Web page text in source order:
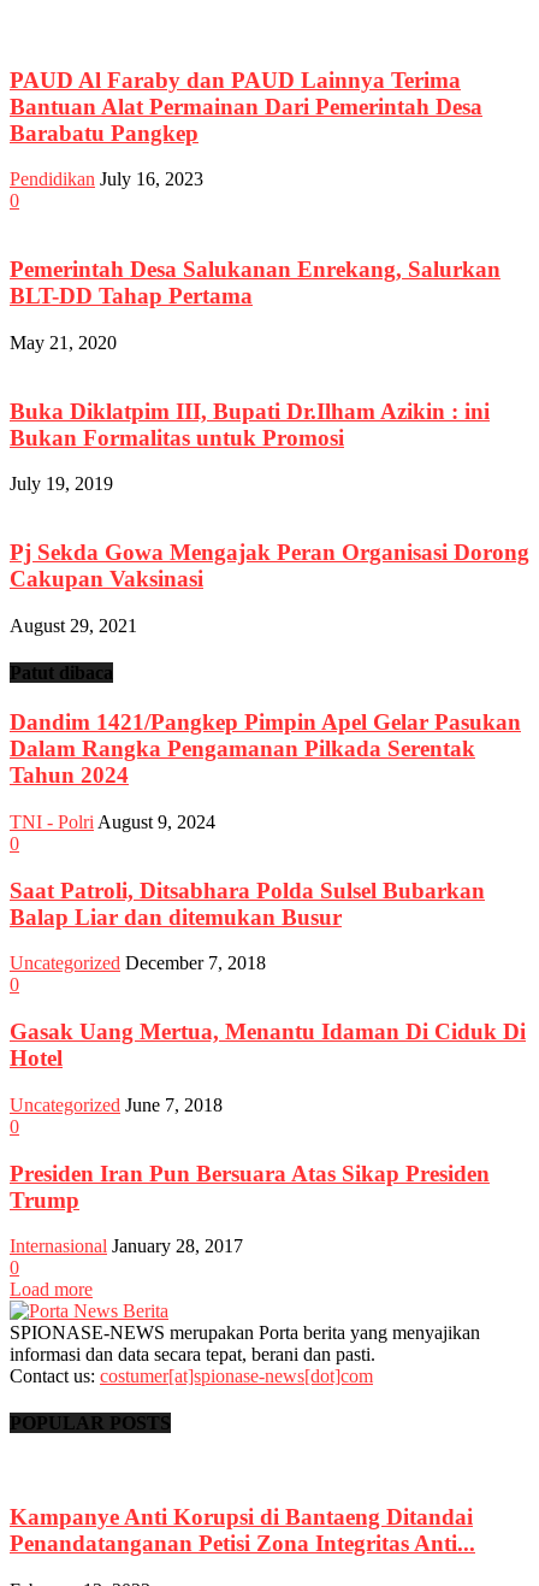
PAUD Al Faraby dan PAUD Lainnya Terima
Bantuan Alat Permainan Dari Pemerintah Desa
Barabatu Pangkep
Pendidikan July 16, 2023
0
Pemerintah Desa Salukanan Enrekang, Salurkan
BLT-DD Tahap Pertama
May 21, 2020
Buka Diklatpim III, Bupati Dr.Ilham Azikin : ini
Bukan Formalitas untuk Promosi
July 19, 2019
Pj Sekda Gowa Mengajak Peran Organisasi Dorong
Cakupan Vaksinasi
August 29, 2021
Patut dibaca
Dandim 1421/Pangkep Pimpin Apel Gelar Pasukan
Dalam Rangka Pengamanan Pilkada Serentak
Tahun 2024
TNI - Polri August 9, 2024
0
Saat Patroli, Ditsabhara Polda Sulsel Bubarkan
Balap Liar dan ditemukan Busur
Uncategorized December 7, 2018
0
Gasak Uang Mertua, Menantu Idaman Di Ciduk Di
Hotel
Uncategorized June 7, 2018
0
Presiden Iran Pun Bersuara Atas Sikap Presiden
Trump
Internasional January 28, 2017
0
Load more
SPIONASE-NEWS merupakan Porta berita yang menyajikan
informasi dan data secara tepat, berani dan pasti.
Contact us: costumer[at]spionase-news[dot]com
POPULAR POSTS
Kampanye Anti Korupsi di Bantaeng Ditandai
Penandatanganan Petisi Zona Integritas Anti...